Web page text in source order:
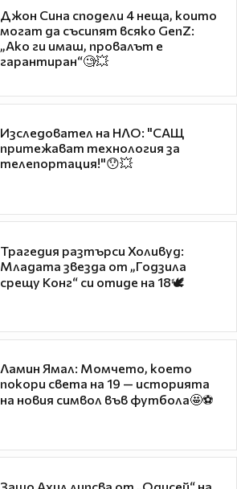
Джон Сина сподели 4 неща, които
могат да съсипят всяко GenZ:
„Ако ги имаш, провалът е
гарантиран“🧐💥
Изследовател на НЛО: "САЩ
притежават технология за
телепортация!"😯💥
Трагедия разтърси Холивуд:
Младата звезда от „Годзила
срещу Конг“ си отиде на 18🕊️
Ламин Ямал: Момчето, което
покори света на 19 — историята
на новия символ във футбола🤩⚽
Защо Ахил липсва от „Одисей“ на